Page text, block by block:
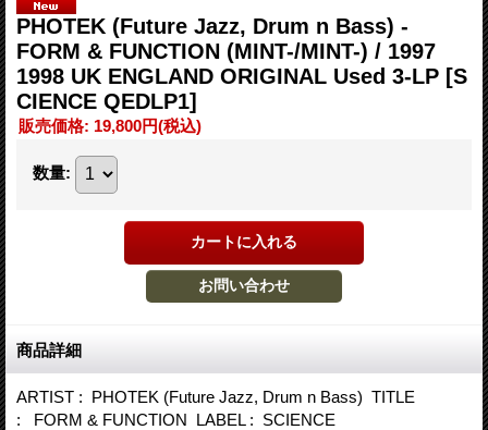
PHOTEK (Future Jazz, Drum n Bass) -
FORM & FUNCTION (MINT-/MINT-) / 1997
1998 UK ENGLAND ORIGINAL Used 3-LP [S
CIENCE QEDLP1]
販売価格: 19,800円(税込)
数量:
商品詳細
ARTIST : PHOTEK (Future Jazz, Drum n Bass) TITLE
: FORM & FUNCTION LABEL : SCIENCE